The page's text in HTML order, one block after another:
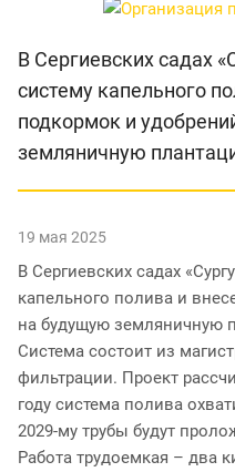
В Сергиевских садах
систему капельного
подкормок и
земляничную
19 мая 2025
В Сергиевских садах
капельного полива и
на будущую земляничную
Система состоит из
фильтрации. Проект
году система полива
2029-му трубы будут
Работа трудоемкая – два